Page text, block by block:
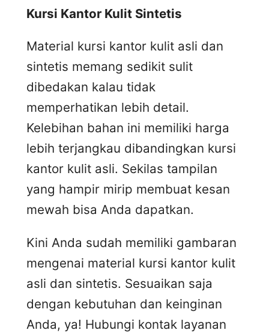
Kursi Kantor Kulit Sintetis
Material kursi kantor kulit asli dan
sintetis memang sedikit sulit
dibedakan kalau tidak
memperhatikan lebih detail.
Kelebihan bahan ini memiliki harga
lebih terjangkau dibandingkan kursi
kantor kulit asli. Sekilas tampilan
yang hampir mirip membuat kesan
mewah bisa Anda dapatkan.
Kini Anda sudah memiliki gambaran
mengenai material kursi kantor kulit
asli dan sintetis. Sesuaikan saja
dengan kebutuhan dan keinginan
Anda, ya! Hubungi kontak layanan